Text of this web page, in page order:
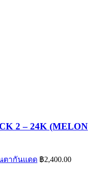
2 – 24K (MELON
ตากันแดด ฿2,400.00